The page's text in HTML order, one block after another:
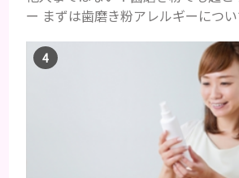
ー まずは歯磨き粉アレルギーにつ
まれるアレルギーを起こすおそれ
普段お使いの歯磨き粉に含まれて
レルギーを引き起こすおそれがあ
すね。 •フッ素･･･歯の表面のエナ
たり、虫歯と防ぐ働きを持つ成分 •